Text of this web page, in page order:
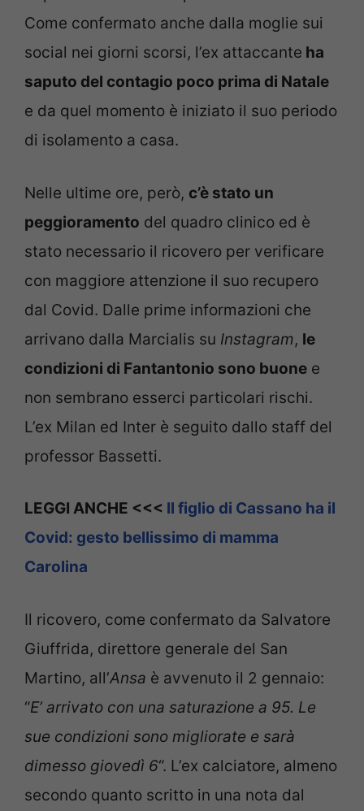
Come confermato anche dalla moglie sui
social nei giorni scorsi, l’ex attaccante ha
saputo del contagio poco prima di Natale
e da quel momento è iniziato il suo periodo
di isolamento a casa.
Nelle ultime ore, però, c’è stato un
peggioramento del quadro clinico ed è
stato necessario il ricovero per verificare
con maggiore attenzione il suo recupero
dal Covid. Dalle prime informazioni che
arrivano dalla Marcialis su Instagram, le
condizioni di Fantantonio sono buone e
non sembrano esserci particolari rischi.
L’ex Milan ed Inter è seguito dallo staff del
professor Bassetti.
LEGGI ANCHE <<< Il figlio di Cassano ha il
Covid: gesto bellissimo di mamma
Carolina
Il ricovero, come confermato da Salvatore
Giuffrida, direttore generale del San
Martino, all’Ansa è avvenuto il 2 gennaio:
“E’ arrivato con una saturazione a 95. Le
sue condizioni sono migliorate e sarà
dimesso giovedì 6“. L’ex calciatore, almeno
secondo quanto scritto in una nota dal